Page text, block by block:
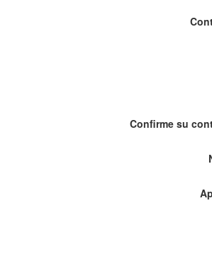
Confirme su